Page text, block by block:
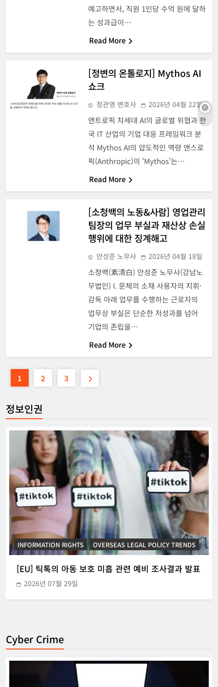
예고하면서, 직원 1인당 수억 원에 달하
는 성과급이…
Read More
[정변의 온톨로지] Mythos AI
쇼크
정관영 변호사 2026년 04월 22일
앤트로픽 차세대 AI의 글로벌 위협과 한
국 IT 산업의 기업 대응 프레임워크 분
석 Mythos AI의 압도적인 역량 앤스로
픽(Anthropic)의 ‘Mythos’는…
Read More
[소청백의 노동&사람] 영업관리
팀장의 업무 부실과 재산상 손실
행위에 대한 징계해고
안성준 노무사 2026년 04월 18일
소청백(素淸白) 안성준 노무사(강남노
무법인) I. 문제의 소재 사용자의 지휘·
감독 아래 업무를 수행하는 근로자의
업무상 부실은 단순한 저성과를 넘어
기업의 존립을…
Read More
1 2 3
정보인권
INFORMATION RIGHTS KOREAN ICT POLICY TRENDS
[KOR] ‘본인전송요구권’ 사전협의 지원 시범운영
2026년 07월 21일
Cyber Crime